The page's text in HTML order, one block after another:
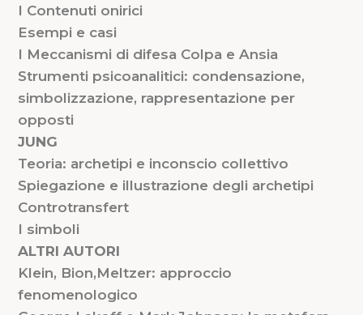
I Contenuti onirici
Esempi e casi
I Meccanismi di difesa Colpa e Ansia
Strumenti psicoanalitici: condensazione,
simbolizzazione, rappresentazione per
opposti
JUNG
Teoria: archetipi e inconscio collettivo
Spiegazione e illustrazione degli archetipi
Controtransfert
I simboli
ALTRI AUTORI
Klein, Bion,Meltzer: approccio
fenomenologico